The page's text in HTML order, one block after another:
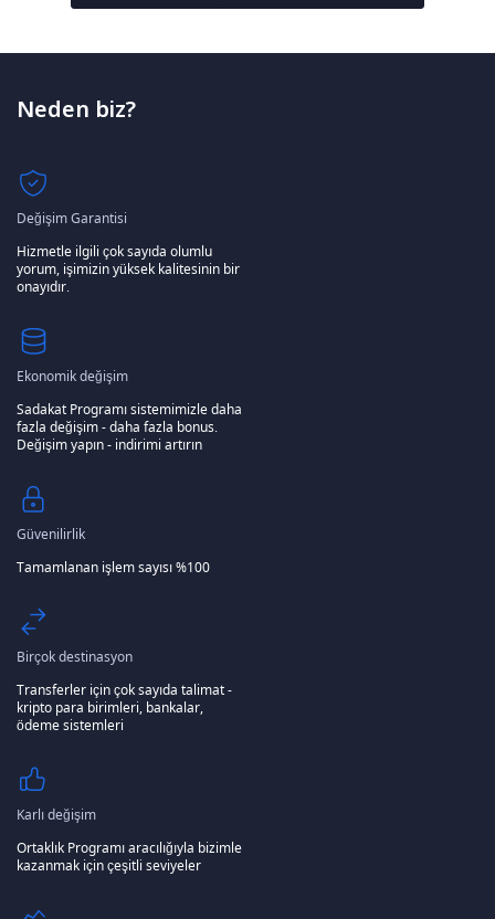
Neden biz?
Değişim Garantisi
Hizmetle ilgili çok sayıda olumlu
yorum, işimizin yüksek kalitesinin bir
onayıdır.
Ekonomik değişim
Sadakat Programı sistemimizle daha
fazla değişim - daha fazla bonus.
Değişim yapın - indirimi artırın
Güvenilirlik
Tamamlanan işlem sayısı %100
Birçok destinasyon
Transferler için çok sayıda talimat -
kripto para birimleri, bankalar,
ödeme sistemleri
Karlı değişim
Ortaklık Programı aracılığıyla bizimle
kazanmak için çeşitli seviyeler